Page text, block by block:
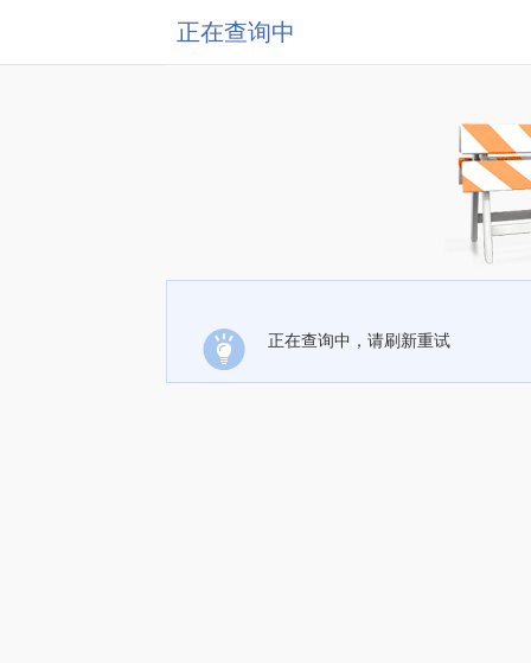
正在查询中
正在查询中，请刷新重试